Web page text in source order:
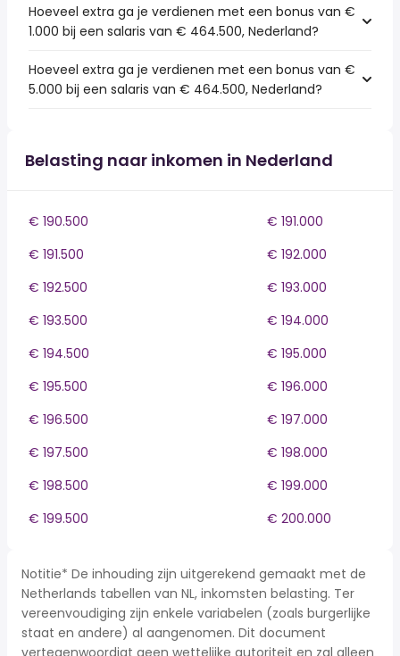
Hoeveel extra ga je verdienen met een bonus van €
1.000 bij een salaris van € 464.500, Nederland?
Hoeveel extra ga je verdienen met een bonus van €
5.000 bij een salaris van € 464.500, Nederland?
Belasting naar inkomen in Nederland
€ 190.500
€ 191.000
€ 191.500
€ 192.000
€ 192.500
€ 193.000
€ 193.500
€ 194.000
€ 194.500
€ 195.000
€ 195.500
€ 196.000
€ 196.500
€ 197.000
€ 197.500
€ 198.000
€ 198.500
€ 199.000
€ 199.500
€ 200.000
Notitie* De inhouding zijn uitgerekend gemaakt met de
Netherlands tabellen van NL, inkomsten belasting. Ter
vereenvoudiging zijn enkele variabelen (zoals burgerlijke
staat en andere) al aangenomen. Dit document
vertegenwoordigt geen wettelijke autoriteit en zal alleen